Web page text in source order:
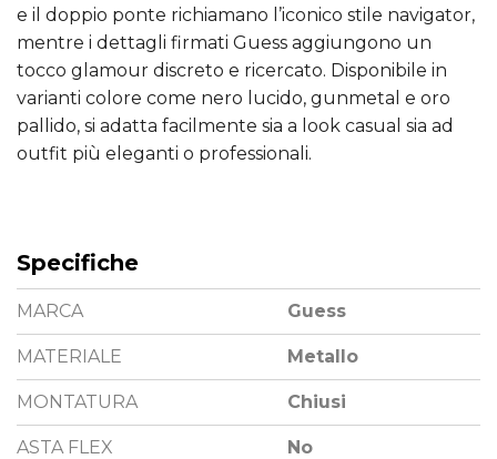
e il doppio ponte richiamano l’iconico stile navigator,
mentre i dettagli firmati Guess aggiungono un
tocco glamour discreto e ricercato. Disponibile in
varianti colore come nero lucido, gunmetal e oro
pallido, si adatta facilmente sia a look casual sia ad
outfit più eleganti o professionali.
Specifiche
MARCA Guess
MATERIALE Metallo
MONTATURA Chiusi
ASTA FLEX No